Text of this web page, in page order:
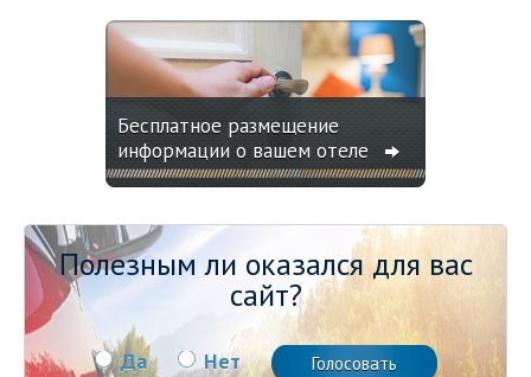
Бесплатное размещение
информации о вашем отеле
Полезным ли оказался для вас
сайт?
Да Нет